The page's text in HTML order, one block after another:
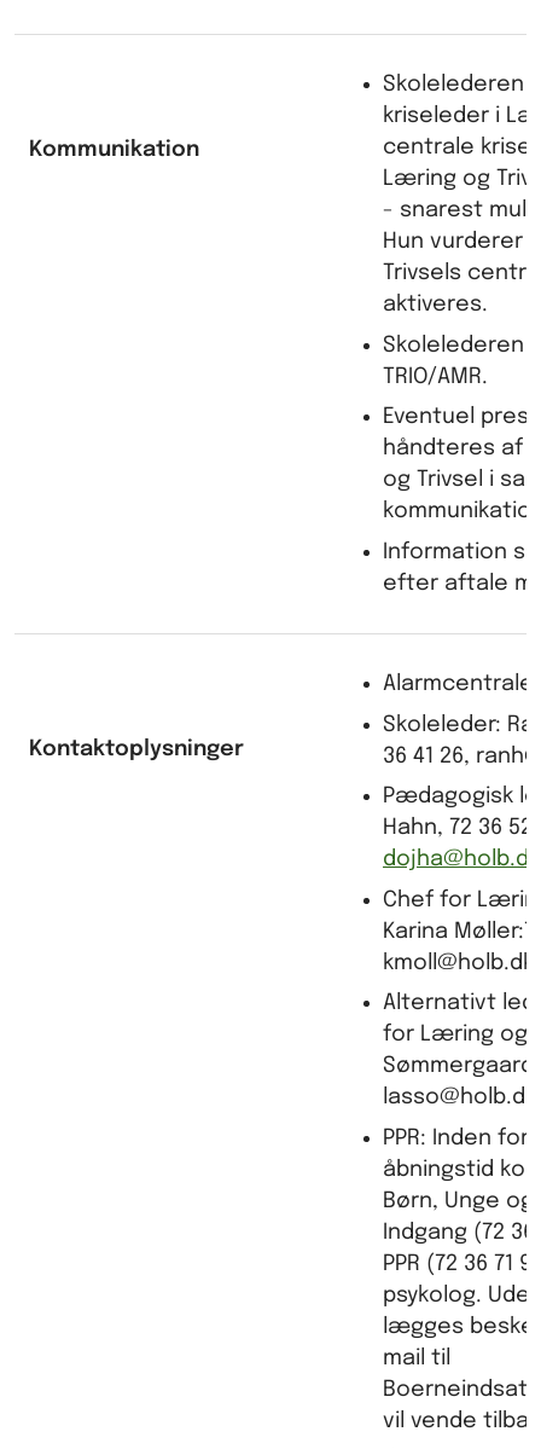
Kommunikation
Skolelederen
kriseleder i
centrale
Læring og
- snarest
Hun vurderer
Trivsels
aktiveres.
Skolelederen
TRIO/AMR.
Eventuel
håndteres af
og Trivsel i
Information
efter aftale
Kontaktoplysninger
Skoleleder:
36 41 26,
Pædagogisk
Hahn, 72 36 52
dojha@holb.dk
Chef for
Karina
kmoll@holb.dk
Alternativt
for Læring og
Sømmergaard:
lasso@holb.dk
PPR: Inden for
åbningstid
Børn, Unge
Indgang (72
PPR (72 36 71
psykolog.
lægges
mail til
vil vende